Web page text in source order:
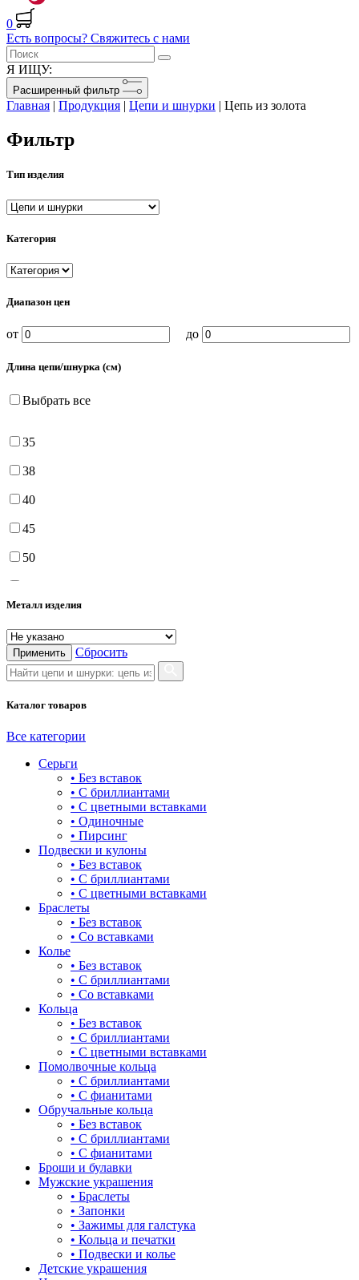
0
Есть вопросы? Свяжитесь с нами
Я ИЩУ:
Расширенный фильтр
Главная | Продукция | Цепи и шнурки | Цепь из золота
Фильтр
Тип изделия
Категория
Диапазон цен
от до
Длина цепи/шнурка (см)
Выбрать все
35
38
40
45
50
65
70
75
Металл изделия
Применить Сбросить
Каталог товаров
Все категории
Серьги
• Без вставок
• С бриллиантами
• С цветными вставками
• Одиночные
• Пирсинг
Подвески и кулоны
• Без вставок
• С бриллиантами
• С цветными вставками
Браслеты
• Без вставок
• Со вставками
Колье
• Без вставок
• С бриллиантами
• Со вставками
Кольца
• Без вставок
• С бриллиантами
• С цветными вставками
Помолвочные кольца
• С бриллиантами
• С фианитами
Обручальные кольца
• Без вставок
• С бриллиантами
• С фианитами
Броши и булавки
Мужские украшения
• Браслеты
• Запонки
• Зажимы для галстука
• Кольца и печатки
• Подвески и колье
Детские украшения